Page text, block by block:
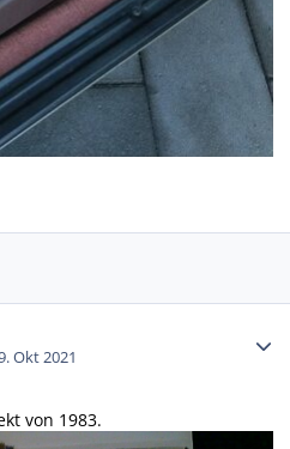
Okt 2021
von 1983.